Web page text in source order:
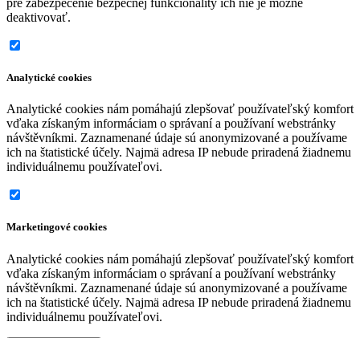
deaktivovať.
Analytické cookies
Analytické cookies nám pomáhajú zlepšovať používateľský komfort
vďaka získaným informáciam o správaní a používaní webstránky
návštěvníkmi. Zaznamenané údaje sú anonymizované a používame
ich na štatistické účely. Najmä adresa IP nebude priradená žiadnemu
individuálnemu používateľovi.
Marketingové cookies
Analytické cookies nám pomáhajú zlepšovať používateľský komfort
vďaka získaným informáciam o správaní a používaní webstránky
návštěvníkmi. Zaznamenané údaje sú anonymizované a používame
ich na štatistické účely. Najmä adresa IP nebude priradená žiadnemu
individuálnemu používateľovi.